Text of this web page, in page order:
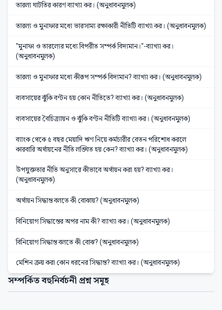
তারল্য ঘাটতির কারণ ব্যাখ্যা কর। (অনুধাবনমুলক)
তারল্য ও মুনাফার মধ্যে ভারসাম্য রক্ষাকারী নীতিটি ব্যাখ্যা কর। (অনুধাবনমুলক)
"মুনাফা ও তারল্যের মধ্যে বিপরীত সম্পর্ক বিদ্যমান।"-ব্যাখ্যা কর।
(অনুধাবনমুলক)
তারল্য ও মুনাফার মধ্যে কীরূপ সম্পর্ক বিদ্যমান? ব্যাখ্যা কর। (অনুধাবনমুলক)
ব্যবসায়ের ঝুঁকি বণ্টন হয় কোন নীতিতে? ব্যাখ্যা কর। (অনুধাবনমুলক)
ব্যবসায়ের বৈচিত্র্যায়ন ও ঝুঁকি বণ্টন নীতিটি ব্যাখ্যা কর। (অনুধাবনমুলক)
ব্যাংক থেকে ৫ বছর মেয়াদি ঋণ নিয়ে কর্মচারীর বেতন পরিশোধ করলে
কারবারি অর্থায়নের নীতি লঙ্ঘিত হয় কেন? ব্যাখ্যা কর। (অনুধাবনমুলক)
উপযুক্ততার নীতি অনুসারে কীভাবে অর্থায়ন করা হয়? ব্যাখ্যা কর।
(অনুধাবনমুলক)
অর্থায়ন সিদ্ধান্ত বলতে কী বোঝায়? (অনুধাবনমুলক)
বিনিয়োগ সিদ্ধান্তের অপর নাম কী? ব্যাখ্যা কর। (অনুধাবনমুলক)
বিনিয়োগ সিদ্ধান্ত বলতে কী বোঝ? (অনুধাবনমুলক)
মেশিন ক্রয় করা কোন ধরনের সিদ্ধান্ত? ব্যাখ্যা কর। (অনুধাবনমুলক)
সম্পর্কিত বহুনির্বচনী প্রশ্ন সমূহ